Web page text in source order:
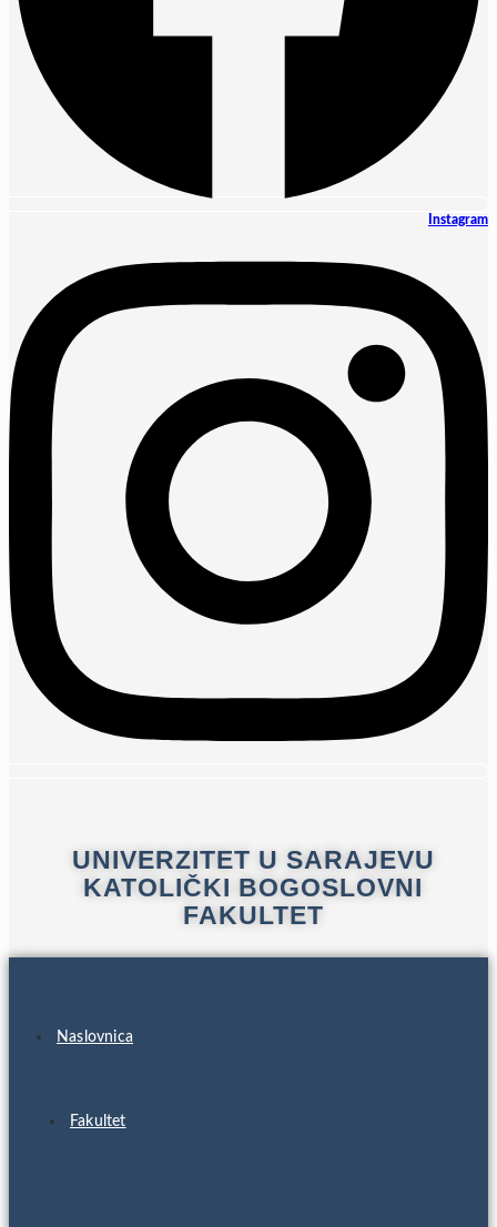
Instagram
UNIVERZITET U SARAJEVU
KATOLIČKI BOGOSLOVNI
FAKULTET
Naslovnica
Fakultet